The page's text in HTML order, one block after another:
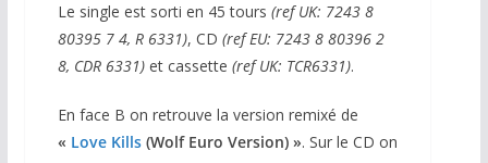
Le single est sorti en 45 tours (ref UK: 7243 8
80395 7 4, R 6331), CD (ref EU: 7243 8 80396 2
8, CDR 6331)et cassette (ref UK: TCR6331).
En face B on retrouve la version remixé de
« Love Kills(Wolf Euro Version) ». Sur le CD on